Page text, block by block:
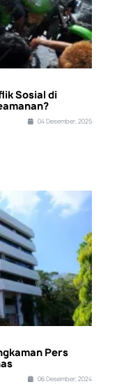
Sosial di
04 Desember, 2025
Pers
06 Desember, 2024